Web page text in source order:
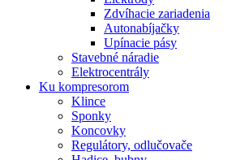
Zdvíhacie zariadenia
Autonabíjačky
Upínacie pásy
Stavebné náradie
Elektrocentrály
Ku kompresorom
Klince
Sponky
Koncovky
Regulátory, odlučovače